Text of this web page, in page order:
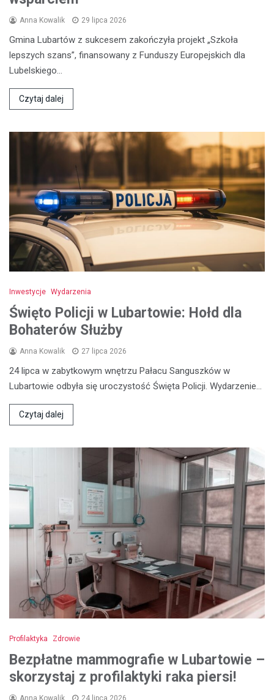
Anna Kowalik 29 lipca 2026
Gmina Lubartów z sukcesem zakończyła projekt „Szkoła
lepszych szans”, finansowany z Funduszy Europejskich dla
Lubelskiego…
Czytaj dalej
Inwestycje Wydarzenia
Święto Policji w Lubartowie: Hołd dla
Bohaterów Służby
Anna Kowalik 27 lipca 2026
24 lipca w zabytkowym wnętrzu Pałacu Sanguszków w
Lubartowie odbyła się uroczystość Święta Policji. Wydarzenie…
Czytaj dalej
Profilaktyka Zdrowie
Bezpłatne mammografie w Lubartowie –
skorzystaj z profilaktyki raka piersi!
Anna Kowalik 24 lipca 2026